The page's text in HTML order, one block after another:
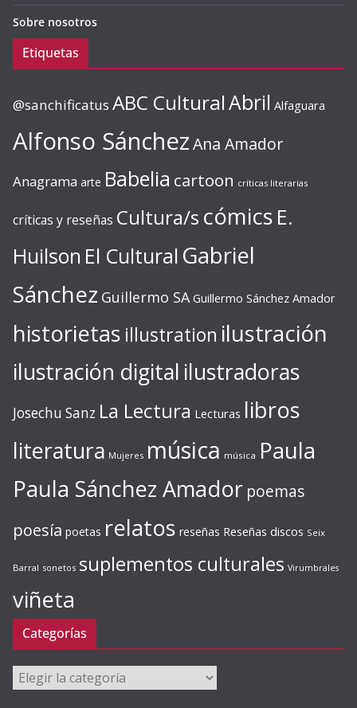
Sobre nosotros
Etiquetas
@sanchificatus ABC CulturalAbril Alfaguara
Alfonso SánchezAna Amador
Anagrama arte Babelia cartoon críticas literarias
críticas y reseñas Cultura/s cómics E.
Huilson El Cultural Gabriel
Sánchez Guillermo SA Guillermo Sánchez Amador
historietas illustration ilustración
ilustración digital ilustradoras
Josechu Sanz La Lectura Lecturas libros
literatura Mujeres música música Paula
Paula Sánchez Amador poemas
poesía poetas relatos reseñas Reseñas discos Seix
Barral sonetos suplementos culturales Virumbrales
viñeta
Categorías
Categorías